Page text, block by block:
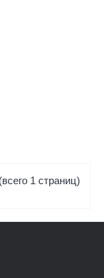
1 страниц)